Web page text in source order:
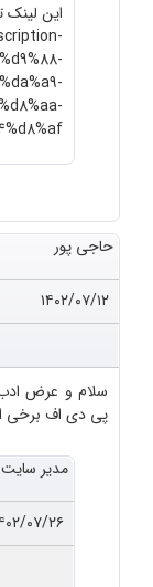
این
حاجی پور
۱۴۰۲/۰۷/۱۲
سلام و عرض ادب
پی دی اف برخی
مدیر سایت
۱۴۰۲/۰۷/